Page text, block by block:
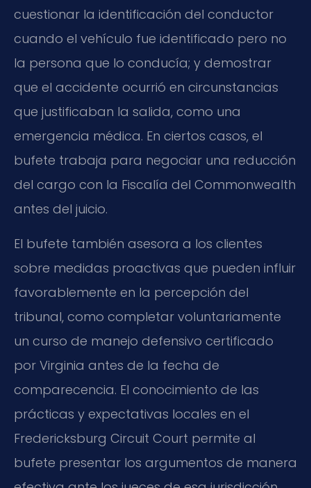
cuestionar la identificación del conductor
cuando el vehículo fue identificado pero no
la persona que lo conducía; y demostrar
que el accidente ocurrió en circunstancias
que justificaban la salida, como una
emergencia médica. En ciertos casos, el
bufete trabaja para negociar una reducción
del cargo con la Fiscalía del Commonwealth
antes del juicio.
El bufete también asesora a los clientes
sobre medidas proactivas que pueden influir
favorablemente en la percepción del
tribunal, como completar voluntariamente
un curso de manejo defensivo certificado
por Virginia antes de la fecha de
comparecencia. El conocimiento de las
prácticas y expectativas locales en el
Fredericksburg Circuit Court permite al
bufete presentar los argumentos de manera